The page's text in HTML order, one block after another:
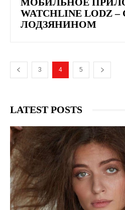
WATCHLINE LODZ
ЛОДЗЯНИНОМ
3 4 5
LATEST POSTS